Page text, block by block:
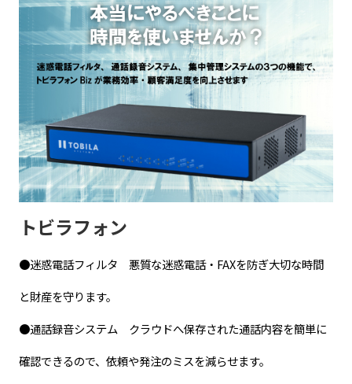
トビラフォン
●迷惑電話フィルタ 悪質な迷惑電話・FAXを防ぎ大切な時間
と財産を守ります。
●通話録音システム クラウドへ保存された通話内容を簡単に
確認できるので、依頼や発注のミスを減らせます。